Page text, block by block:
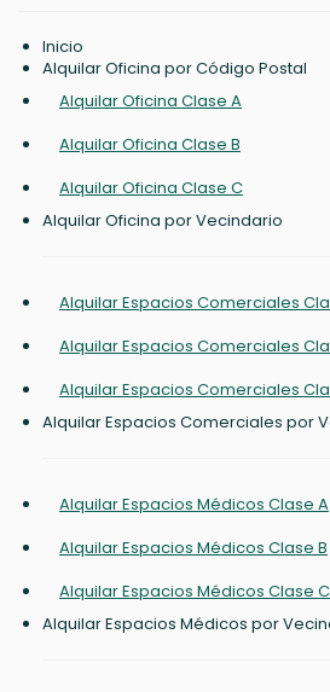
Inicio
Alquilar Oficina por Código Postal
Alquilar Oficina Clase A
Alquilar Oficina Clase B
Alquilar Oficina Clase C
Alquilar Oficina por Vecindario
Alquilar Espacios Comerciales
Alquilar Espacios Comerciales
Alquilar Espacios Comerciales
Alquilar Espacios Comerciales por
Alquilar Espacios Médicos Clase A
Alquilar Espacios Médicos Clase B
Alquilar Espacios Médicos Clase C
Alquilar Espacios Médicos por